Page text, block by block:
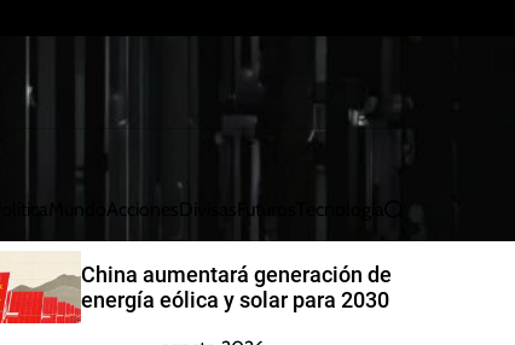
Política Acciones Divisas Futuros Tecnología
u
China aumentará generación de
energía eólica y solar para 2030